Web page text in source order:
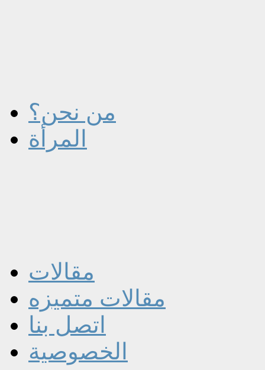
من نحن؟
المرأة
مقالات
مقالات متميزه
اتصل بنا
الخصوصية